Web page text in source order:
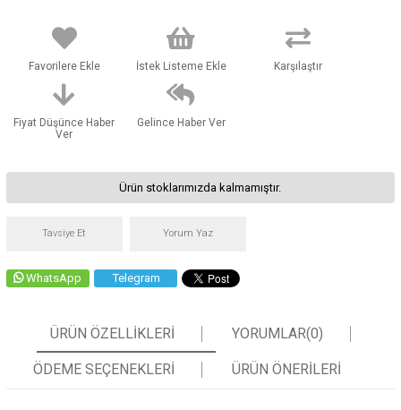
Favorilere Ekle İstek Listeme Ekle Karşılaştır
Fiyat Düşünce Haber
Ver
Gelince Haber Ver
Ürün stoklarımızda kalmamıştır.
Tavsiye Et Yorum Yaz
WhatsApp Telegram
ÜRÜN ÖZELLIKLERI YORUMLAR(0)
ÖDEME SEÇENEKLERI ÜRÜN ÖNERILERI